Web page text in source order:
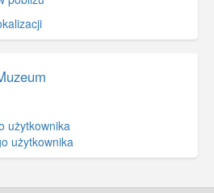
użytkownika
użytkownika